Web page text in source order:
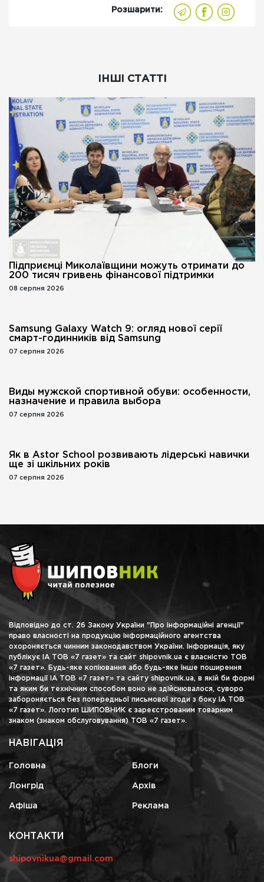
Розшарити:
ІНШІ СТАТТІ
Підприємці Миколаївщини можуть отримати до
200 тисяч гривень фінансової підтримки
08 серпня 2026
Samsung Galaxy Watch 9: огляд нової серії
смарт-годинників від Samsung
07 серпня 2026
Виды мужской спортивной обуви: особенности,
назначение и правила выбора
07 серпня 2026
Як в Astor School розвивають лідерські навички
ще зі шкільних років
07 серпня 2026
Відповідно до ст. 26 Закону України "Про інформаційні агенції"
право власності на продукцію інформаційного агентства
охороняється чинним законодавством України. Інформація, яку
публікує ІА ТОВ «7 газет» та сайт shipovnik.ua є власністю ТОВ
«7 газет». Будь-яке копіювання або будь-яке інше поширення
інформації ІА ТОВ «7 газет» та сайту shipovnik.ua, в якій би формі
та яким би технічним способом воно не здійснювалося, суворо
забороняється без попередньої письмової згоди з боку ІА ТОВ
«7 газет». Логотип ШИПОВНИК є зареєстрованим товарним
знаком (знаком обслуговування) ТОВ «7 газет».
НАВІГАЦІЯ
Головна Блоги
Лонгрід Архів
Афіша Реклама
КОНТАКТИ
shipovnikua@gmail.com